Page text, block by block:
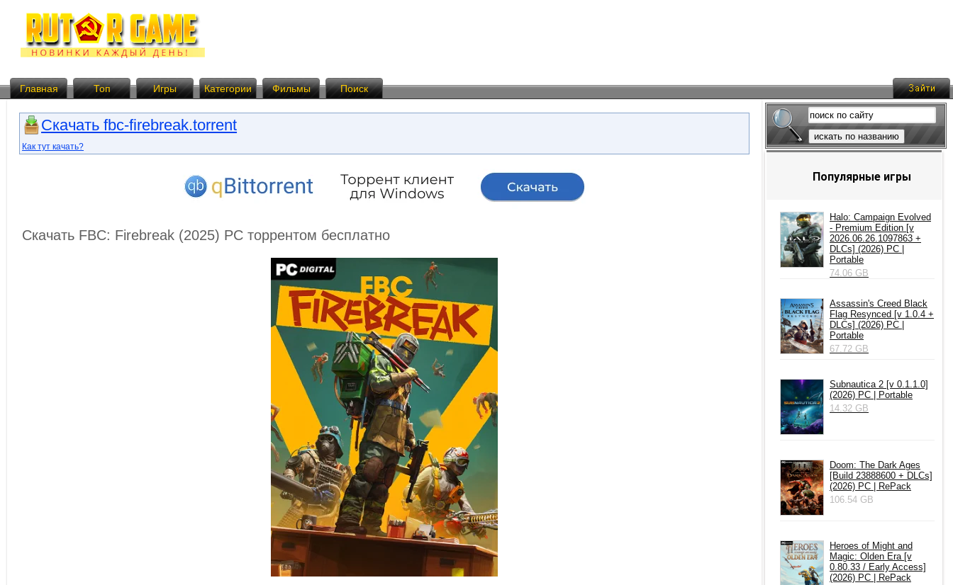
Главная Топ Игры Категории Фильмы Поиск
Скачать fbc-firebreak.torrent
Как тут качать?
Скачать FBC: Firebreak (2025) PC торрентом бесплатно
искать по названию
Популярные игры
Halo: Campaign Evolved
- Premium Edition [v
2026.06.26.1097863 +
DLCs] (2026) PC |
Portable
74.06 GB
Assassin's Creed Black
Flag Resynced [v 1.0.4 +
DLCs] (2026) PC |
Portable
67.72 GB
Subnautica 2 [v 0.1.1.0]
(2026) PC | Portable
14.32 GB
Doom: The Dark Ages
[Build 23888600 + DLCs]
(2026) PC | RePack
106.54 GB
Heroes of Might and
Magic: Olden Era [v
0.80.33 / Early Access]
(2026) PC | RePack